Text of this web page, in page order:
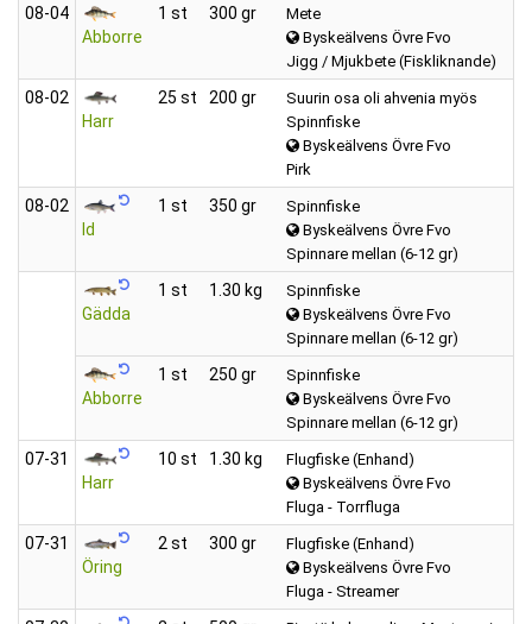
08‑04
Abborre
1 st 300 gr
Mete
Byskeälvens Övre Fvo
Jigg / Mjukbete (Fiskliknande)
08‑02
Harr
25 st 200 gr
Suurin osa oli ahvenia myös
Spinnfiske
Byskeälvens Övre Fvo
Pirk
08‑02
Id
1 st 350 gr
Spinnfiske
Byskeälvens Övre Fvo
Spinnare mellan (6-12 gr)
Gädda
1 st 1.30 kg
Spinnfiske
Byskeälvens Övre Fvo
Spinnare mellan (6-12 gr)
Abborre
1 st 250 gr
Spinnfiske
Byskeälvens Övre Fvo
Spinnare mellan (6-12 gr)
07‑31
Harr
10 st 1.30 kg
Flugfiske (Enhand)
Byskeälvens Övre Fvo
Fluga - Torrfluga
07‑31
Öring
2 st 300 gr
Flugfiske (Enhand)
Byskeälvens Övre Fvo
Fluga - Streamer